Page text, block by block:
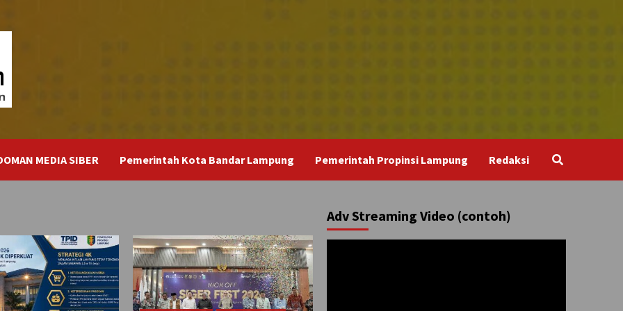
MEDIA SIBER Pemerintah Kota Bandar Lampung Pemerintah Propinsi Lampung Redaksi
Adv Streaming Video (contoh)